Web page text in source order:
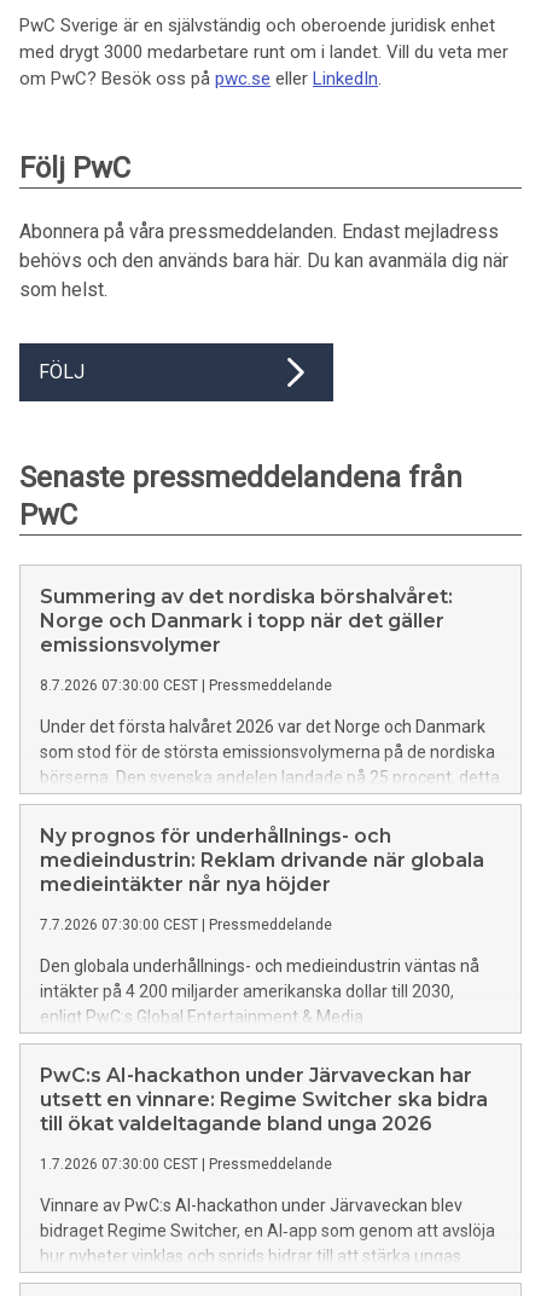
PwC Sverige är en självständig och oberoende juridisk enhet
med drygt 3000 medarbetare runt om i landet. Vill du veta mer
om PwC? Besök oss på pwc.se eller LinkedIn.
Följ PwC
Abonnera på våra pressmeddelanden. Endast mejladress
behövs och den används bara här. Du kan avanmäla dig när
som helst.
FÖLJ
Senaste pressmeddelandena från
PwC
Summering av det nordiska börshalvåret:
Norge och Danmark i topp när det gäller
emissionsvolymer
8.7.2026 07:30:00 CEST Pressmeddelande
Under det första halvåret 2026 var det Norge och Danmark
som stod för de största emissionsvolymerna på de nordiska
börserna. Den svenska andelen landade på 25 procent, detta
trots att 10 av 24 introduktioner ägde rum i Sverige. Det här
visar Nordic IPO Watch, som är en halvårsvis återkommande
rapport gemensamt framtagen av PwC:s nordiska länder.
Ny prognos för underhållnings- och
medieindustrin: Reklam drivande när globala
medieintäkter når nya höjder
7.7.2026 07:30:00 CEST Pressmeddelande
Den globala underhållnings- och medieindustrin väntas nå
intäkter på 4 200 miljarder amerikanska dollar till 2030,
enligt PwC:s Global Entertainment & Media
Outlook. Ökningen motsvarar en årlig tillväxt på 3,4 procent,
och drivs bland annat av reklam och en stark efterfrågan
på liveunderhållning. Rapporten visar även
på en tydlig ökning inom onlinebetting.
PwC:s AI-hackathon under Järvaveckan har
utsett en vinnare: Regime Switcher ska bidra
till ökat valdeltagande bland unga 2026
1.7.2026 07:30:00 CEST Pressmeddelande
Vinnare av PwC:s AI-hackathon under Järvaveckan blev
bidraget Regime Switcher, en AI‑app som genom att avslöja
hur nyheter vinklas och sprids bidrar till att stärka ungas
förståelse för informationspåverkan och därmed en mer